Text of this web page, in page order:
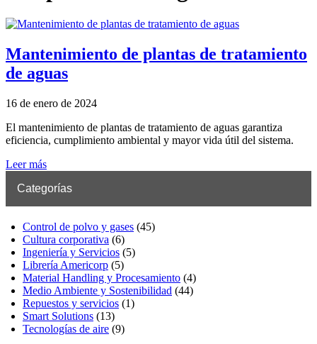
Mantenimiento de plantas de tratamiento
de aguas
16 de enero de 2024
El mantenimiento de plantas de tratamiento de aguas garantiza
eficiencia, cumplimiento ambiental y mayor vida útil del sistema.
Leer más
Categorías
Control de polvo y gases (45)
Cultura corporativa (6)
Ingeniería y Servicios (5)
Librería Americorp (5)
Material Handling y Procesamiento (4)
Medio Ambiente y Sostenibilidad (44)
Repuestos y servicios (1)
Smart Solutions (13)
Tecnologías de aire (9)